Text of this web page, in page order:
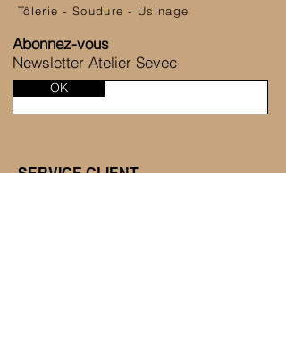
Tôlerie - Soudure - Usinage
Abonnez-vous
Newsletter Atelier Sevec
OK
SERVICE CLIENT